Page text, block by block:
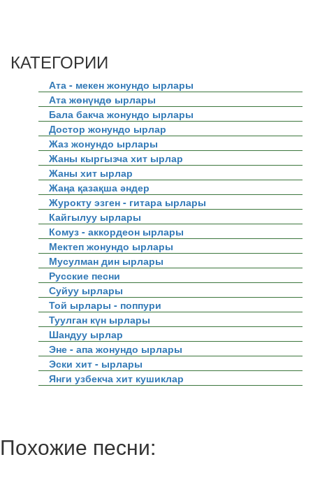
КАТЕГОРИИ
Ата - мекен жонундо ырлары
Ата жөнүндө ырлары
Бала бакча жонундо ырлары
Достор жонундо ырлар
Жаз жонундо ырлары
Жаны кыргызча хит ырлар
Жаны хит ырлар
Жаңа қазақша әндер
Журокту эзген - гитара ырлары
Кайгылуу ырлары
Комуз - аккордеон ырлары
Мектеп жонундо ырлары
Мусулман дин ырлары
Русские песни
Суйуу ырлары
Той ырлары - поппури
Туулган күн ырлары
Шандуу ырлар
Эне - апа жонундо ырлары
Эски хит - ырлары
Янги узбекча хит кушиклар
Похожие песни: